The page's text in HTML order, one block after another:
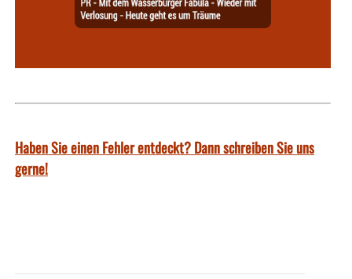
Haben Sie einen Fehler entdeckt? Dann schreiben Sie uns
gerne!